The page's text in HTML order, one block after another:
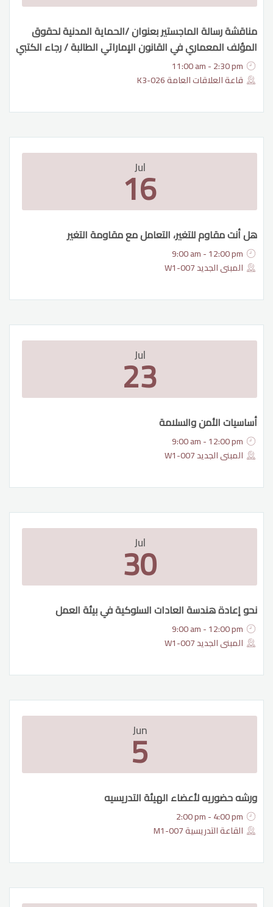
مناقشة رسالة الماجستير بعنوان /الحماية المدنية لحقوق
المؤلف المعماري في القانون الإماراتي الطالبة / رجاء الكتبي
11:00 am - 2:30 pm
قاعة العلاقات العامة K3-026
Jul
16
هل أنت مقاوم للتغير، التعامل مع مقاومة التغير
9:00 am - 12:00 pm
المبنى الجديد W1-007
Jul
23
أساسيات الأمن والسلامة
9:00 am - 12:00 pm
المبنى الجديد W1-007
Jul
30
نحو إعادة هندسة العادات السلوكية في بيئة العمل
9:00 am - 12:00 pm
المبنى الجديد W1-007
Jun
5
ورشه حضوريه لأعضاء الهيئة التدريسيه
2:00 pm - 4:00 pm
القاعة التدريسية M1-007